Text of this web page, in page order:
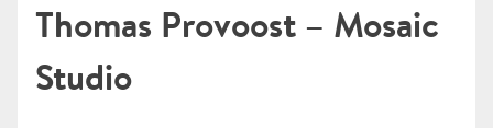
Thomas Provoost – Mosaic
Studio